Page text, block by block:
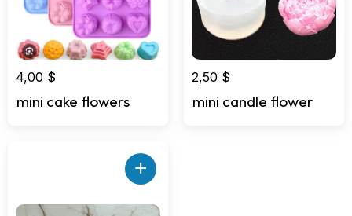
4,00 $
mini cake flowers
2,50 $
mini candle flower
+